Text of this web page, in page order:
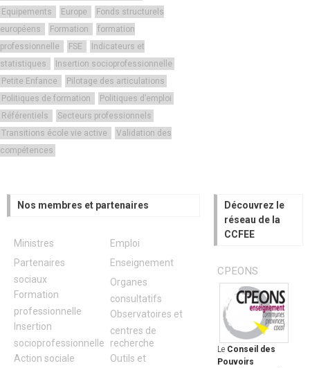
Equipements
Europe
Fonds structurels
européens
Formation
formation
professionnelle
FSE
Indicateurs et
statistiques
Insertion socioprofessionnelle
Petite Enfance
Pilotage des articulations
Politiques de formation
Politiques d’emploi
Référentiels
Secteurs professionnels
Transitions école vie active
Validation des
compétences
Nos membres et partenaires
Ministres
Partenaires
sociaux
Formation
professionnelle
Insertion
socioprofessionnelle
Action sociale
Emploi
Enseignement
Organes
consultatifs
Observatoires et
centres de
recherche
Outils et
Découvrez le
réseau de la
CCFEE
CPEONS
LeConseil des
Pouvoirs